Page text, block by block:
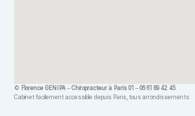
© Florence GENIPA – Chiropracteur à Paris 01 – 06 61 89 42 45
Cabinet facilement accessible depuis Paris, tous arrondissements